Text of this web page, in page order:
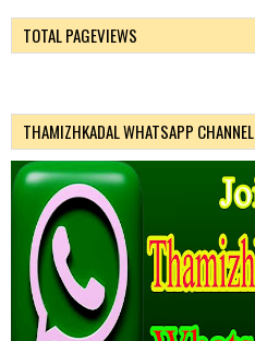
TOTAL PAGEVIEWS
THAMIZHKADAL WHATSAPP CHANNEL